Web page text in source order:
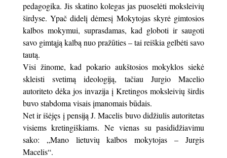
pedagogika. Jis skatino kolegas jas puoselėti moksleivių
širdyse. Ypač didelį dėmesį Mokytojas skyrė gimtosios
kalbos mokymui, suprasdamas, kad globoti ir saugoti
savo gimtąją kalbą nuo pražūties – tai reiškia gelbėti savo
tautą.
Visi žinome, kad pokario aukštosios mokyklos siekė
skleisti svetimą ideologiją, tačiau Jurgio Macelio
autoriteto dėka jos invazija į Kretingos moksleivių širdis
buvo stabdoma visais įmanomais būdais.
Net ir išėjęs į pensiją J. Macelis buvo didžiulis autoritetas
visiems kretingiškiams. Ne vienas su pasididžiavimu
sako: „Mano lietuvių kalbos mokytojas – Jurgis
Macelis“.